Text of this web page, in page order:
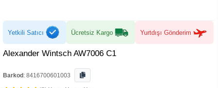
Yetkili Satıcı Ücretsiz Kargo Yurtdışı Gönderim
Alexander Wintsch AW7006 C1
Barkod : 8416700601003